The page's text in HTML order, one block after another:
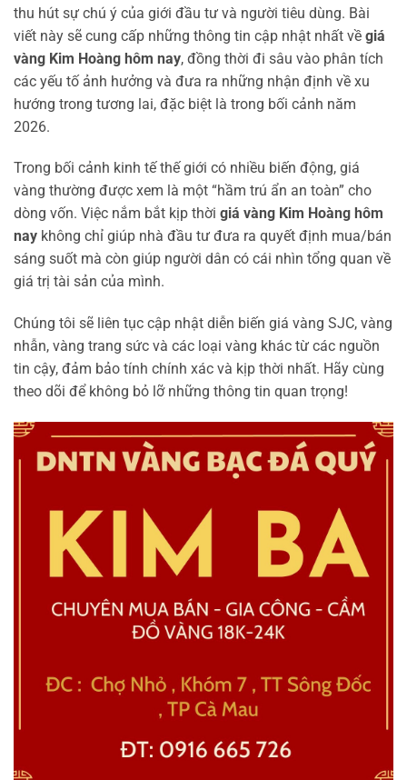
thu hút sự chú ý của giới đầu tư và người tiêu dùng. Bài
viết này sẽ cung cấp những thông tin cập nhật nhất về giá
vàng Kim Hoàng hôm nay, đồng thời đi sâu vào phân tích
các yếu tố ảnh hưởng và đưa ra những nhận định về xu
hướng trong tương lai, đặc biệt là trong bối cảnh năm
2026.
Trong bối cảnh kinh tế thế giới có nhiều biến động, giá
vàng thường được xem là một “hầm trú ẩn an toàn” cho
dòng vốn. Việc nắm bắt kịp thời giá vàng Kim Hoàng hôm
nay không chỉ giúp nhà đầu tư đưa ra quyết định mua/bán
sáng suốt mà còn giúp người dân có cái nhìn tổng quan về
giá trị tài sản của mình.
Chúng tôi sẽ liên tục cập nhật diễn biến giá vàng SJC, vàng
nhẫn, vàng trang sức và các loại vàng khác từ các nguồn
tin cậy, đảm bảo tính chính xác và kịp thời nhất. Hãy cùng
theo dõi để không bỏ lỡ những thông tin quan trọng!